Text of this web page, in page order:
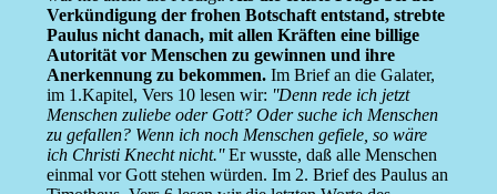
Verkündigung der frohen Botschaft entstand, strebte
Paulus nicht danach, mit allen Kräften eine billige
Autorität vor Menschen zu gewinnen und ihre
Anerkennung zu bekommen.Im Brief an die Galater,
im 1.Kapitel, Vers 10 lesen wir: ''Denn rede ich jetzt
Menschen zuliebe oder Gott? Oder suche ich Menschen
zu gefallen? Wenn ich noch Menschen gefiele, so wäre
ich Christi Knecht nicht.''Er wusste, daß alle Menschen
einmal vor Gott stehen würden. Im 2. Brief des Paulus an